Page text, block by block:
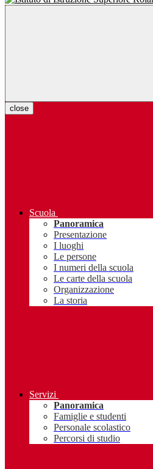
close
Scuola
Panoramica
Presentazione
I luoghi
Le persone
I numeri della scuola
Le carte della scuola
Organizzazione
La storia
Servizi
Panoramica
Famiglie e studenti
Personale scolastico
Percorsi di studio